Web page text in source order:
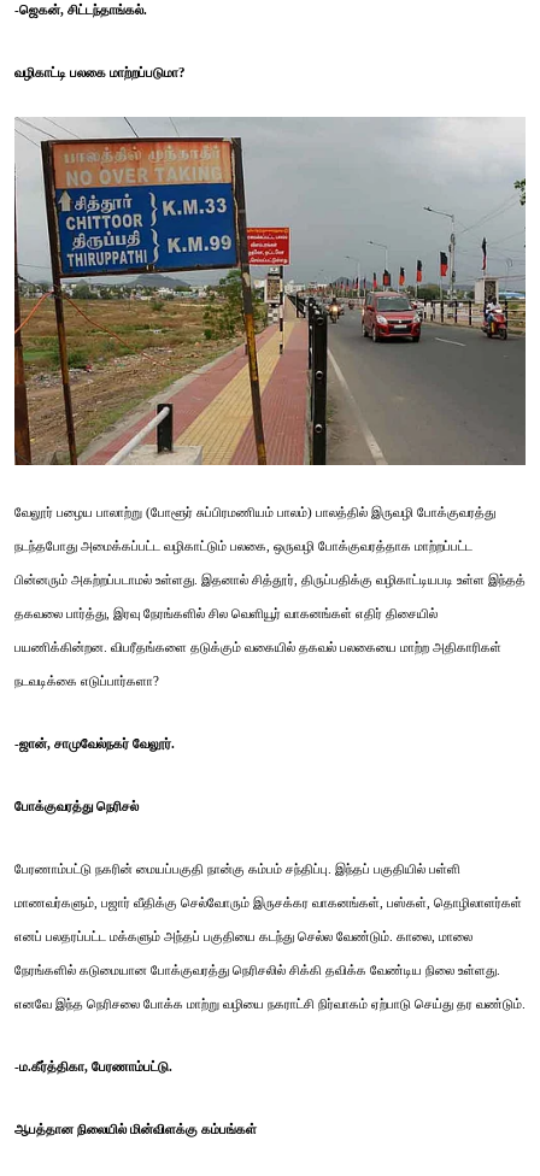
-ஜெகன், சிட்டந்தாங்கல்.
வழிகாட்டி பலகை மாற்றப்படுமா?
வேலூர் பழைய பாலாற்று (போளூர் சுப்பிரமணியம் பாலம்) பாலத்தில் இருவழி போக்குவரத்து
நடந்தபோது அமைக்கப்பட்ட வழிகாட்டும் பலகை, ஒருவழி போக்குவரத்தாக மாற்றப்பட்ட
பின்னரும் அகற்றப்படாமல் உள்ளது. இதனால் சித்தூர், திருப்பதிக்கு வழிகாட்டியபடி உள்ள இந்தத்
தகவலை பார்த்து, இரவு நேரங்களில் சில வெளியூர் வாகனங்கள் எதிர் திசையில்
பயணிக்கின்றன. விபரீதங்களை தடுக்கும் வகையில் தகவல் பலகையை மாற்ற அதிகாரிகள்
நடவடிக்கை எடுப்பார்களா?
-ஜான், சாமுவேல்நகர் வேலூர்.
போக்குவரத்து நெரிசல்
பேரணாம்பட்டு நகரின் மையப்பகுதி நான்கு கம்பம் சந்திப்பு. இந்தப் பகுதியில் பள்ளி
மாணவர்களும், பஜார் வீதிக்கு செல்வோரும் இருசக்கர வாகனங்கள், பஸ்கள், தொழிலாளர்கள்
எனப் பலதரப்பட்ட மக்களும் அந்தப் பகுதியை கடந்து செல்ல வேண்டும். காலை, மாலை
நேரங்களில் கடுமையான போக்குவரத்து நெரிசலில் சிக்கி தவிக்க வேண்டிய நிலை உள்ளது.
எனவே இந்த நெரிசலை போக்க மாற்று வழியை நகராட்சி நிர்வாகம் ஏற்பாடு செய்து தர வண்டும்.
-ம.கீர்த்திகா, பேரணாம்பட்டு.
ஆபத்தான நிலையில் மின்விளக்கு கம்பங்கள்